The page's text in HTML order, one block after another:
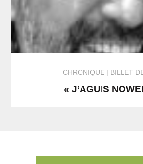
CHRONIQUE BILLET
« J’AGUIS